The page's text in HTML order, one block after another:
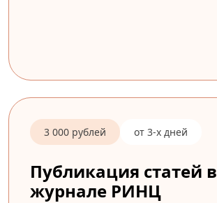
3 000 рублей от 3-х дней
Публикация статей в
журнале РИНЦ